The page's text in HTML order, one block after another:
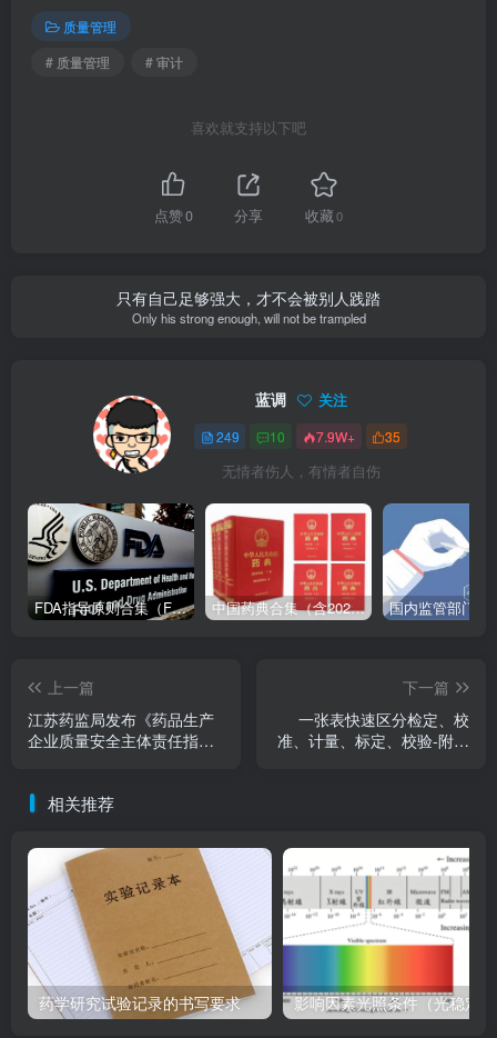
质量管理
# 质量管理
# 审计
喜欢就支持以下吧
点赞0 分享 收藏0
只有自己足够强大，才不会被别人践踏
Only his strong enough, will not be trampled
蓝调 关注
249 10 7.9W+ 35
无情者伤人，有情者自伤
FDA指导原则合集（FDA Guidance Documents）-持续更新 中国药典合集（含2025版以及历年所有版本下载地址）
上一篇
江苏药监局发布《药品生产
企业质量安全主体责任指导
下一篇
一张表快速区分检定、校
准、计量、标定、校验-附下
相关推荐
药学研究试验记录的书写要求